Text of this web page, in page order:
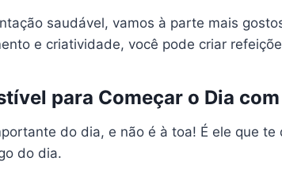
saudável, vamos à parte mais
e criatividade, você pode criar
para Começar o Dia
do dia, e não é à toa! É ele que
do dia.